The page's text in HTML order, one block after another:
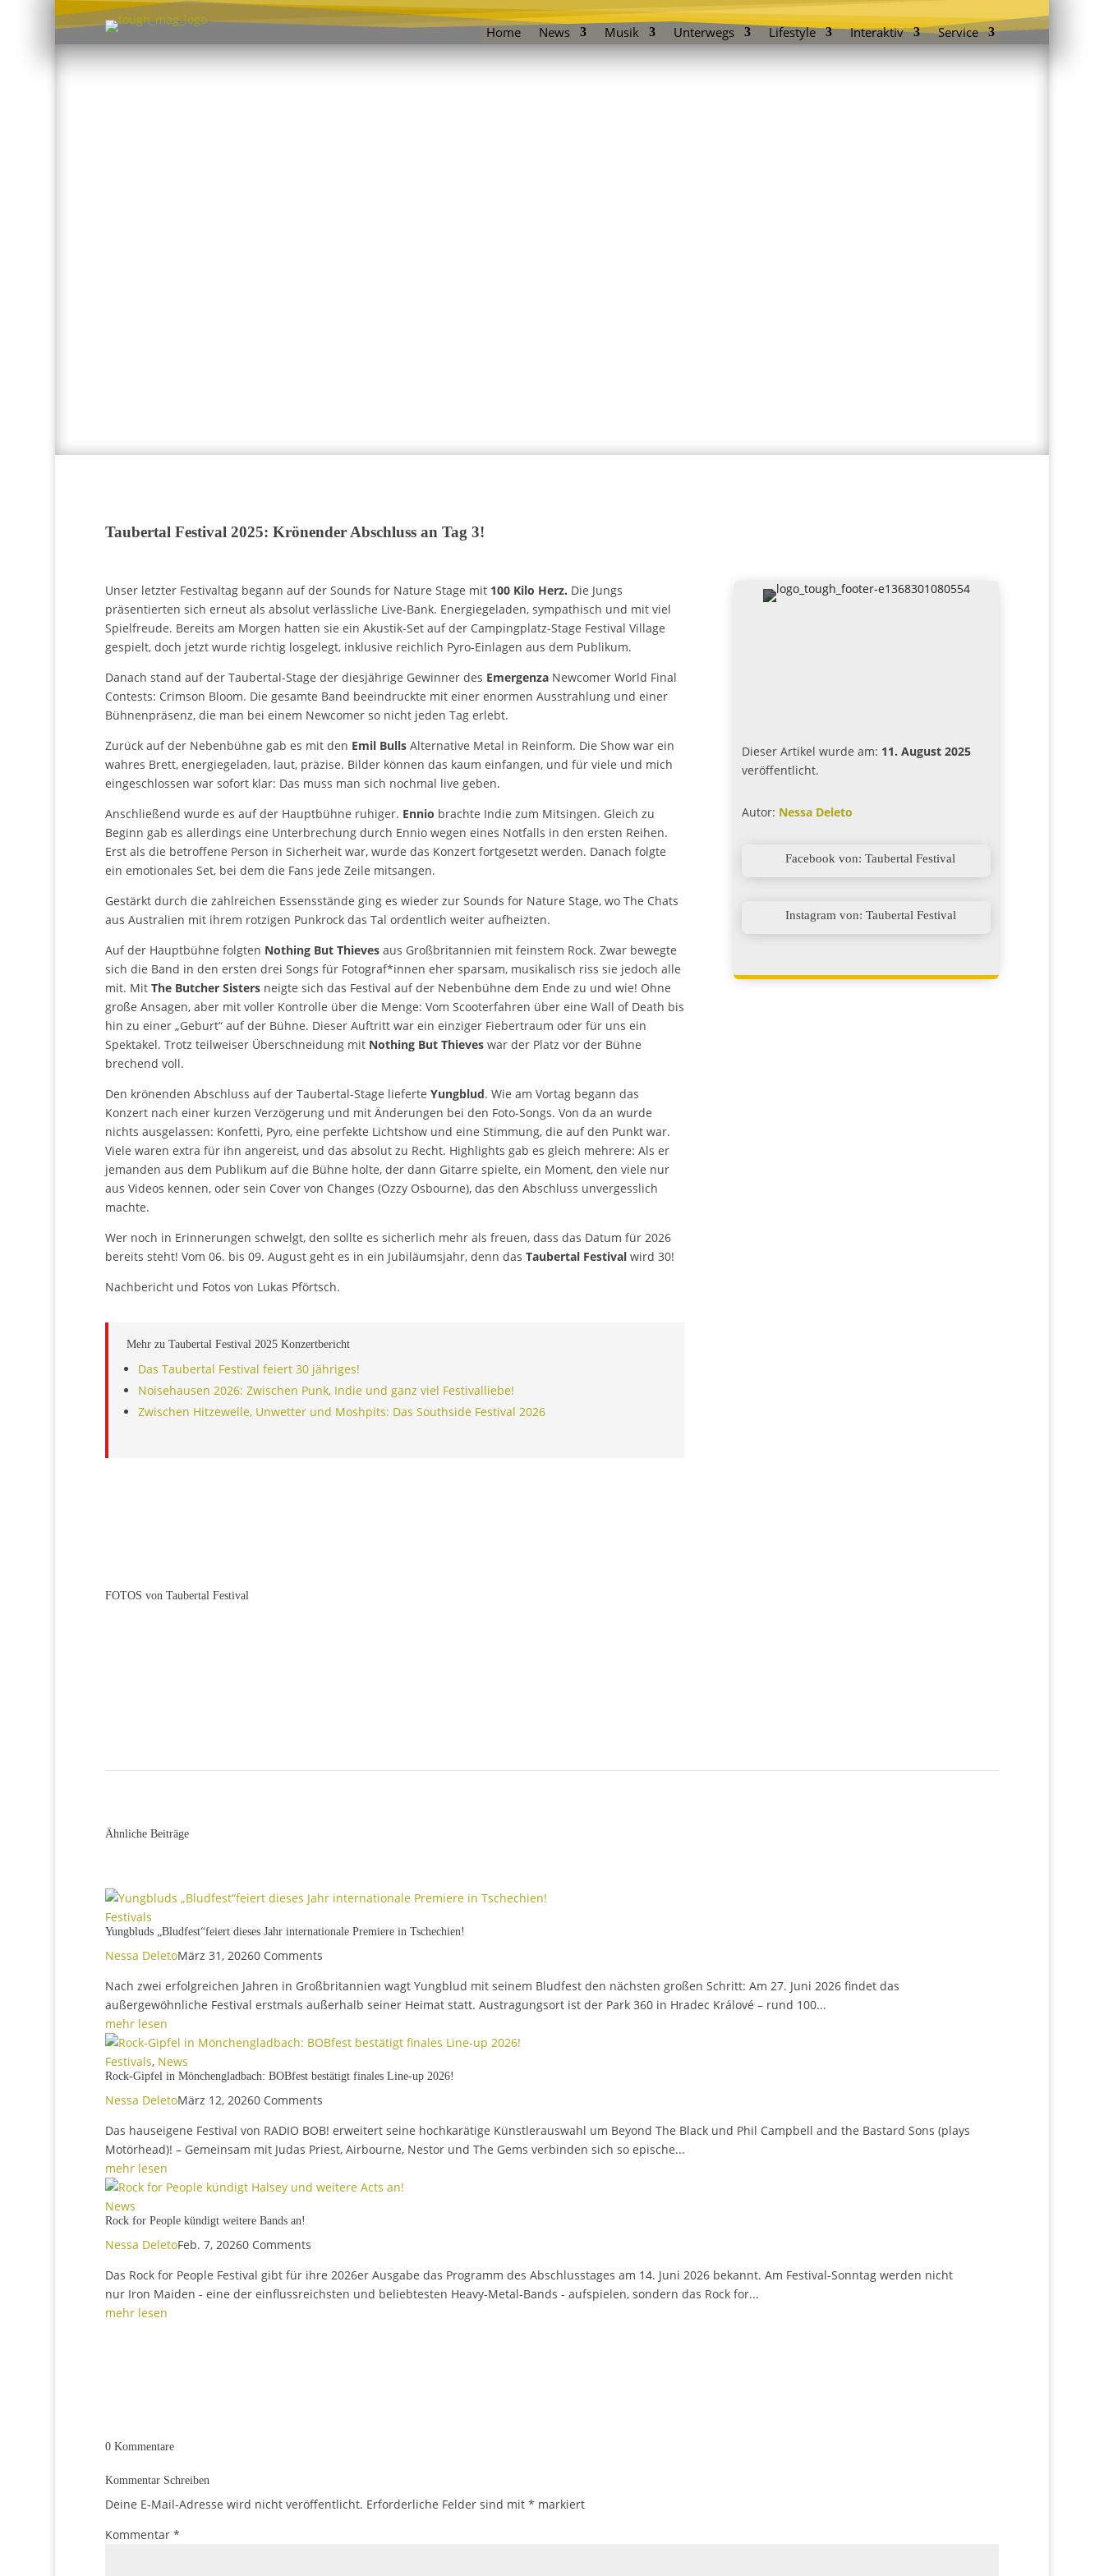
Home News Musik Unterwegs Lifestyle Interaktiv Service
Taubertal Festival 2025: Krönender Abschluss an Tag 3!
Unser letzter Festivaltag begann auf der Sounds for Nature Stage mit100 Kilo Herz. Die Jungs
präsentierten sich erneut als absolut verlässliche Live-Bank. Energiegeladen, sympathisch und mit viel
Spielfreude. Bereits am Morgen hatten sie ein Akustik-Set auf der Campingplatz-Stage Festival Village
gespielt, doch jetzt wurde richtig losgelegt, inklusive reichlich Pyro-Einlagen aus dem Publikum.
Danach stand auf der Taubertal-Stage der diesjährige Gewinner desEmergenza Newcomer World Final
Contests: Crimson Bloom. Die gesamte Band beeindruckte mit einer enormen Ausstrahlung und einer
Bühnenpräsenz, die man bei einem Newcomer so nicht jeden Tag erlebt.
Zurück auf der Nebenbühne gab es mit denEmil BullsAlternative Metal in Reinform. Die Show war ein
wahres Brett, energiegeladen, laut, präzise. Bilder können das kaum einfangen, und für viele und mich
eingeschlossen war sofort klar: Das muss man sich nochmal live geben.
Anschließend wurde es auf der Hauptbühne ruhiger.Ennio brachte Indie zum Mitsingen. Gleich zu
Beginn gab es allerdings eine Unterbrechung durch Ennio wegen eines Notfalls in den ersten Reihen.
Erst als die betroffene Person in Sicherheit war, wurde das Konzert fortgesetzt werden. Danach folgte
ein emotionales Set, bei dem die Fans jede Zeile mitsangen.
Gestärkt durch die zahlreichen Essensstände ging es wieder zur Sounds for Nature Stage, wo The Chats
aus Australien mit ihrem rotzigen Punkrock das Tal ordentlich weiter aufheizten.
Auf der Hauptbühne folgtenNothing But Thieves aus Großbritannien mit feinstem Rock. Zwar bewegte
sich die Band in den ersten drei Songs für Fotograf*innen eher sparsam, musikalisch riss sie jedoch
alle mit. MitThe Butcher Sistersneigte sich das Festival auf der Nebenbühne dem Ende zu und wie!
Ohne große Ansagen, aber mit voller Kontrolle über die Menge: Vom Scooterfahren über eine Wall of
Death bis hin zu einer „Geburt“ auf der Bühne. Dieser Auftritt war ein einziger Fiebertraum oder für
uns ein Spektakel. Trotz teilweiser Überschneidung mit Nothing But Thieves war der Platz vor der
Bühne brechend voll.
Den krönenden Abschluss auf der Taubertal-Stage lieferteYungblud . Wie am Vortag begann das
Konzert nach einer kurzen Verzögerung und mit Änderungen bei den Foto-Songs. Von da an wurde
nichts ausgelassen: Konfetti, Pyro, eine perfekte Lichtshow und eine Stimmung, die auf den Punkt war.
Viele waren extra für ihn angereist, und das absolut zu Recht. Highlights gab es gleich mehrere: Als er
jemanden aus dem Publikum auf die Bühne holte, der dann Gitarre spielte, ein Moment, den viele nur
aus Videos kennen, oder sein Cover von Changes (Ozzy Osbourne), das den Abschluss unvergesslich
machte.
Wer noch in Erinnerungen schwelgt, den sollte es sicherlich mehr als freuen, dass das Datum für 2026
bereits steht! Vom 06. bis 09. August geht es in ein Jubiläumsjahr, denn dasTaubertal Festival wird 30!
Nachbericht und Fotos von Lukas Pförtsch.
Mehr zu Taubertal Festival 2025 Konzertbericht
Das Taubertal Festival feiert 30 jähriges!
Noisehausen 2026: Zwischen Punk, Indie und ganz viel Festivalliebe!
Dieser Artikel wurde am: 11. August 2025
veröffentlicht.
Autor: Nessa Deleto
Facebook von: Taubertal Festival
Instagram von: Taubertal Festival
Festivals
Yungbluds „Bludfest“feiert dieses Jahr internationale Premiere in Tschechien!
Nach zwei erfolgreichen Jahren in Großbritannien wagt Yungblud mit seinem Bludfest den nächsten großen Schritt: Am 27. Juni 2026 findet das
außergewöhnliche Festival erstmals außerhalb seiner Heimat statt. Austragungsort ist der Park 360 in Hradec Králové – rund 100...
mehr lesen
Festivals,News
Rock-Gipfel in Mönchengladbach: BOBfest bestätigt finales Line-up 2026!
Nessa DeletoMärz 12, 20260 Comments
Das hauseigene Festival von RADIO BOB! erweitert seine hochkarätige Künstlerauswahl um Beyond The Black und Phil Campbell and the Bastard Sons (plays
Motörhead)! – Gemeinsam mit Judas Priest, Airbourne, Nestor und The Gems verbinden sich so epische...
mehr lesen
mehr lesen